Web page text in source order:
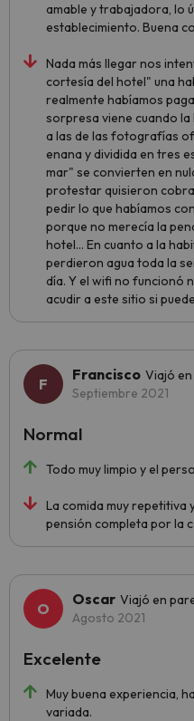
amable y trabajadora, lo
establecimiento. Buena
Nada más llegar nos
cortesía del hotel" una
realmente habíamos
sorpresa viene cuando
a las de las fotografías
enana y dividida en tres
mar" se convierten en
protestar quisieron
pedir lo que habíamos
porque no merecía la
hotel... En cuanto a la
perdieron agua toda la
día. Y el wifi no funcionó
acudir a este sitio si
Francisco Viajó
Septiembre 2021
Todo muy limpio y el
La comida muy repetitiva
pensión completa por la
Normal
Oscar Viajó en
Agosto 2021
Muy buena experiencia,
variada.
Excelente